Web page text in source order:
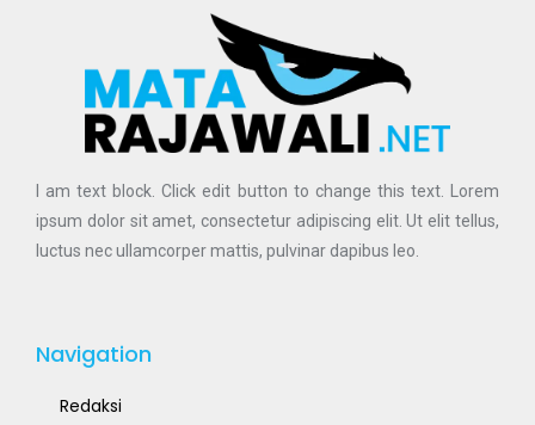
I am text block. Click edit button to change this text. Lorem
ipsum dolor sit amet, consectetur adipiscing elit. Ut elit tellus,
luctus nec ullamcorper mattis, pulvinar dapibus leo.
Navigation
Redaksi